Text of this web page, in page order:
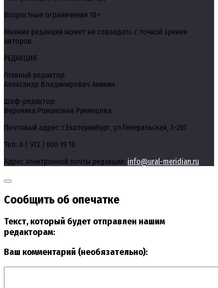
Возрастные ограничения 18+
Мнение редакции может не совпадать с точкой зрения
авторов.
РЕДАКЦИЯ
Главный редактор:
Александр Владимирович Аникин
Шеф-редактор:
Вероника Романовна Румянцева
Почтовый адрес: г.Екатеринбург, ул.Генеральская, 3-201
Тел: 8 ( 912 ) 600 19 10
Адрес электронной почты редакции: info@ural-meridian.ru
Сообщить об опечатке
Текст, который будет отправлен нашим
редакторам:
Ваш комментарий (необязательно):